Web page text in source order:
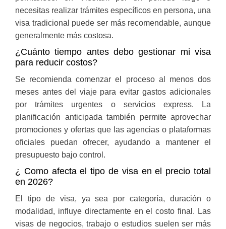
necesitas realizar trámites específicos en persona, una
visa tradicional puede ser más recomendable, aunque
generalmente más costosa.
¿Cuánto tiempo antes debo gestionar mi visa
para reducir costos?
Se recomienda comenzar el proceso al menos dos
meses antes del viaje para evitar gastos adicionales
por trámites urgentes o servicios express. La
planificación anticipada también permite aprovechar
promociones y ofertas que las agencias o plataformas
oficiales puedan ofrecer, ayudando a mantener el
presupuesto bajo control.
¿ Como afecta el tipo de visa en el precio total
en 2026?
El tipo de visa, ya sea por categoría, duración o
modalidad, influye directamente en el costo final. Las
visas de negocios, trabajo o estudios suelen ser más